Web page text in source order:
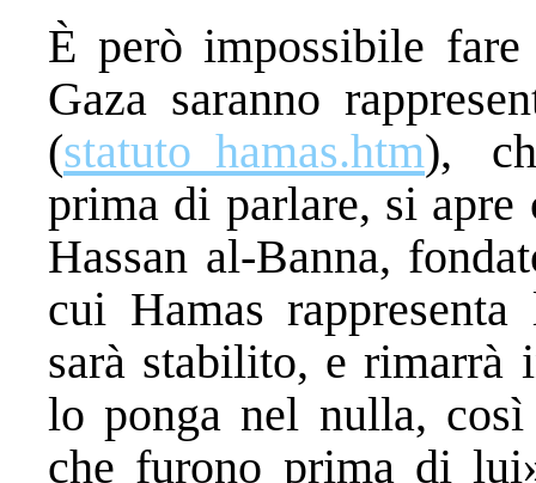
È però impossibile
Gaza saranno
(statuto_hamas.htm),
prima di parlare, si apre
Hassan al-Banna,
cui Hamas
sarà stabilito, e rimarrà
lo ponga nel nulla,
che furono prima di